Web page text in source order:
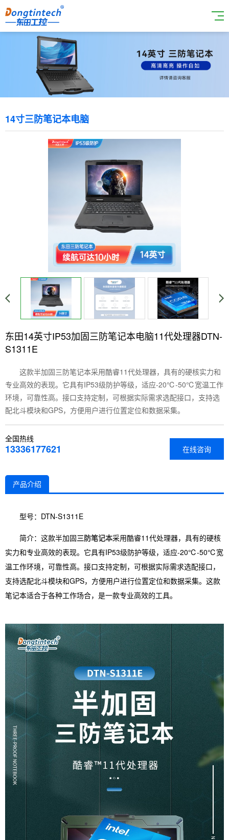
14寸三防笔记本电脑
东田14英寸IP53加固三防笔记本电脑11代处理器DTN-
S1311E
这款半加固三防笔记本采用酷睿11代处理器，具有的硬核实力和
专业高效的表现。它具有IP53级防护等级，适应-20℃-50℃宽温工作
环境，可靠性高。接口支持定制，可根据实际需求选配接口，支持选
配北斗模块和GPS，方便用户进行位置定位和数据采集。
在线咨询
全国热线
13336177621
产品介绍
型号：DTN-S1311E
简介：这款半加固三防笔记本采用酷睿11代处理器，具有的硬核
实力和专业高效的表现。它具有IP53级防护等级，适应-20℃-50℃宽
温工作环境，可靠性高。接口支持定制，可根据实际需求选配接口，
支持选配北斗模块和GPS，方便用户进行位置定位和数据采集。这款
笔记本适合于各种工作场合，是一款专业高效的工具。